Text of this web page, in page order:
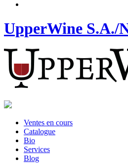
UpperWine S.A./
Ventes en cours
Catalogue
Bio
Services
Blog